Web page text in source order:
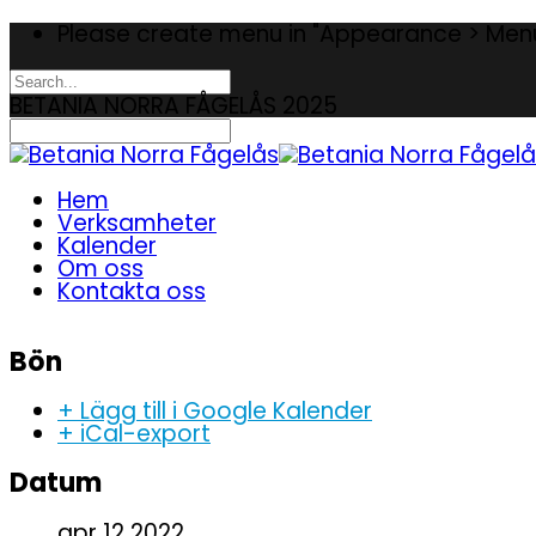
Please create menu in "Appearance >
BETANIA NORRA FÅGELÅS 2025
Hem
Verksamheter
Kalender
Om oss
Kontakta oss
Bön
+ Lägg till i Google Kalender
+ iCal-export
Datum